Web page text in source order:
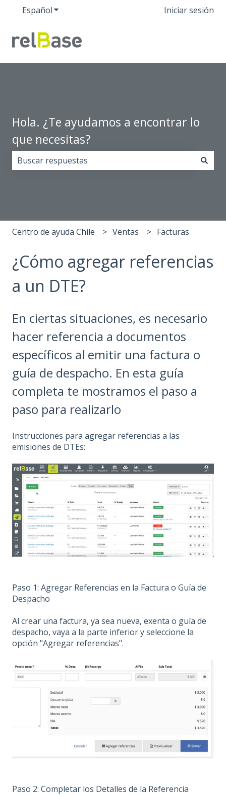
EspañolTraducciones de Mostrar submenú de
Iniciar sesión
Hola. ¿Te ayudamos a encontrar lo
que necesitas?
Centro de ayuda Chile Ventas Facturas
¿Cómo agregar referencias
a un DTE?
En ciertas situaciones, es necesario
hacer referencia a documentos
específicos al emitir una factura o
guía de despacho. En esta guía
completa te mostramos el paso a
paso para realizarlo
Instrucciones para agregar referencias a las
emisiones de DTEs:
Paso 1: Agregar Referencias en la Factura o Guía de
Despacho
Al crear una factura, ya sea nueva, exenta o guía de
despacho, vaya a la parte inferior y seleccione la
opción "Agregar referencias".
Paso 2: Completar los Detalles de la Referencia